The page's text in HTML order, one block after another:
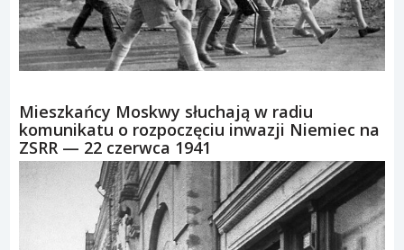
Mieszkańcy Moskwy słuchają w radiu
komunikatu o rozpoczęciu inwazji Niemiec na
ZSRR — 22 czerwca 1941